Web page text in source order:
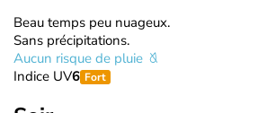
Beau temps peu nuageux.
Sans précipitations.
Aucun risque de pluie
Indice UV6 Fort